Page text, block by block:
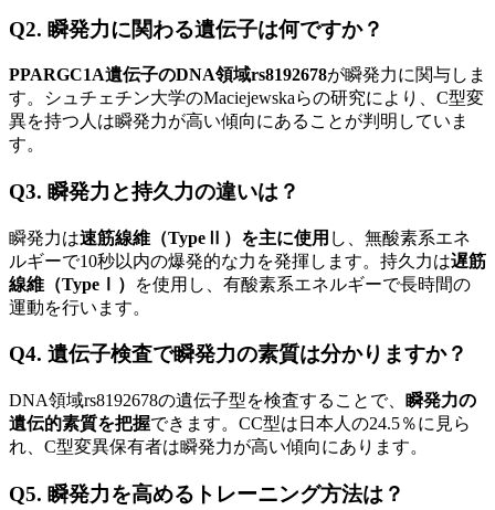
Q2. 瞬発力に関わる遺伝子は何ですか？
PPARGC1A遺伝子のDNA領域rs8192678が瞬発力に関与しま
す。シュチェチン大学のMaciejewskaらの研究により、C型変
異を持つ人は瞬発力が高い傾向にあることが判明していま
す。
Q3. 瞬発力と持久力の違いは？
瞬発力は速筋線維（TypeⅡ）を主に使用 し、無酸素系エネ
ルギーで10秒以内の爆発的な力を発揮します。持久力は遅筋
線維（TypeⅠ）
を使用し、有酸素系エネルギーで長時間の
運動を行います。
Q4. 遺伝子検査で瞬発力の素質は分かりますか？
DNA領域rs8192678の遺伝子型を検査することで、 瞬発力の
遺伝的素質を把握できます。CC型は日本人の24.5％に見ら
れ、C型変異保有者は瞬発力が高い傾向にあります。
Q5. 瞬発力を高めるトレーニング方法は？